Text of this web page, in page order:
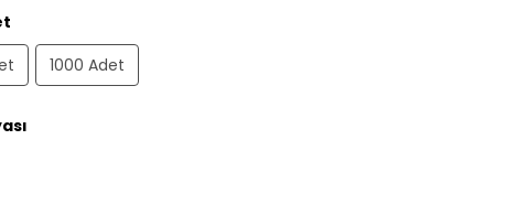
1000 Adet